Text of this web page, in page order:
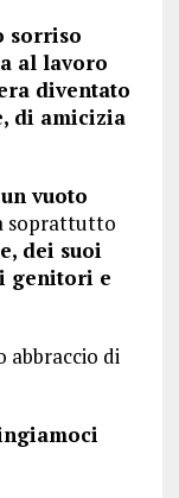
sorriso
al lavoro
diventato
di amicizia
vuoto
soprattutto
dei suoi
genitori e
di